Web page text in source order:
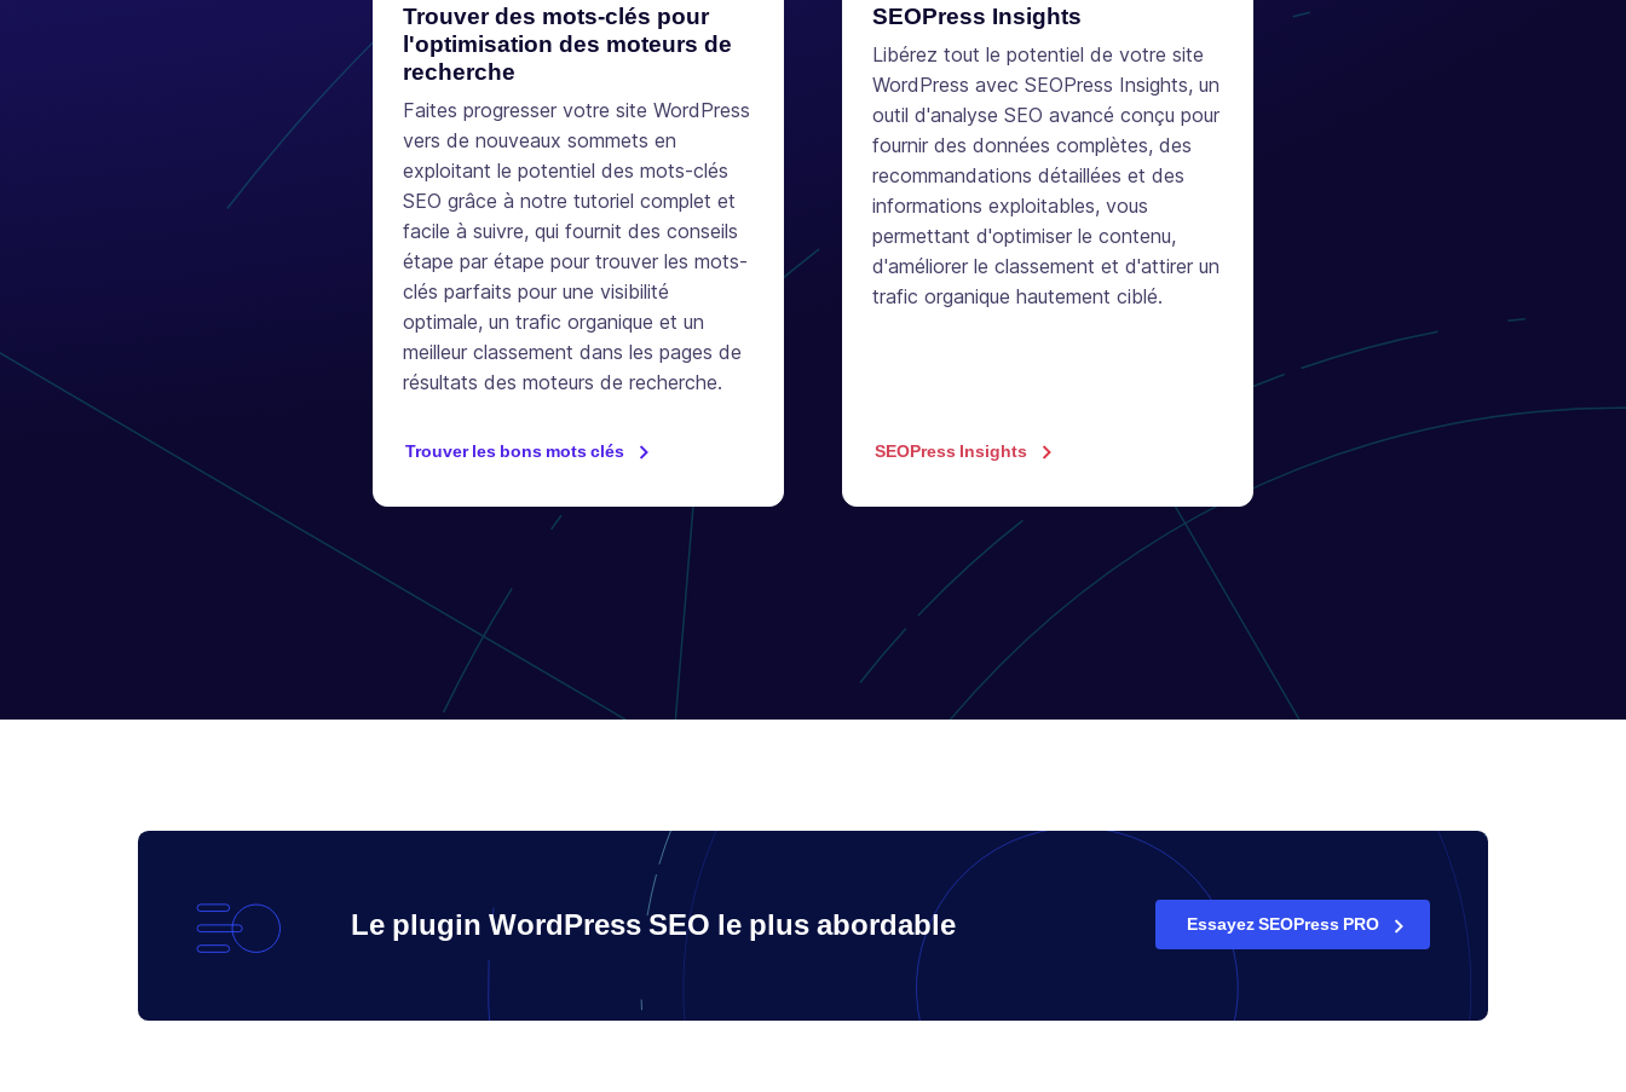
Trouver des mots-clés pour
l'optimisation des moteurs de
recherche
Faites progresser votre site WordPress
vers de nouveaux sommets en
exploitant le potentiel des mots-clés
SEO grâce à notre tutoriel complet et
facile à suivre, qui fournit des conseils
étape par étape pour trouver les mots-
clés parfaits pour une visibilité
optimale, un trafic organique et un
meilleur classement dans les pages de
résultats des moteurs de recherche.
Trouver les bons mots clés
SEOPress Insights
Libérez tout le potentiel de votre site
WordPress avec SEOPress Insights, un
outil d'analyse SEO avancé conçu pour
fournir des données complètes, des
recommandations détaillées et des
informations exploitables, vous
permettant d'optimiser le contenu,
d'améliorer le classement et d'attirer un
trafic organique hautement ciblé.
SEOPress Insights
Le plugin WordPress SEO le plus abordable Essayez SEOPress PRO